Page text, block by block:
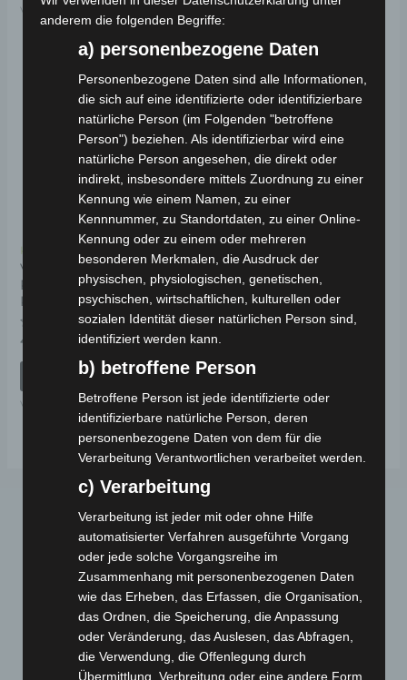
VS2
Kostenloser Versand
VS2 UNTERER
RAHMENSCHUTZ
KUNSTSTOFF
Bewertet
0
49,00
IN DEN WARENKORB
VS2
Webseite
anderem die folgenden Begriffe:
a) personenbezogene Daten
Personenbezogene Daten sind alle Informationen,
die sich auf eine identifizierte oder identifizierbare
natürliche Person (im Folgenden "betroffene
Person") beziehen. Als identifizierbar wird eine
natürliche Person angesehen, die direkt oder
indirekt, insbesondere mittels Zuordnung zu einer
Kennung wie einem Namen, zu einer
Kennnummer, zu Standortdaten, zu einer Online-
Kennung oder zu einem oder mehreren
besonderen Merkmalen, die Ausdruck der
physischen, physiologischen, genetischen,
psychischen, wirtschaftlichen, kulturellen oder
sozialen Identität dieser natürlichen Person sind,
identifiziert werden kann.
b) betroffene Person
Betroffene Person ist jede identifizierte oder
identifizierbare natürliche Person, deren
personenbezogene Daten von dem für die
Verarbeitung Verantwortlichen verarbeitet werden.
c) Verarbeitung
Verarbeitung ist jeder mit oder ohne Hilfe
automatisierter Verfahren ausgeführte Vorgang
oder jede solche Vorgangsreihe im
Zusammenhang mit personenbezogenen Daten
wie das Erheben, das Erfassen, die Organisation,
das Ordnen, die Speicherung, die Anpassung
oder Veränderung, das Auslesen, das Abfragen,
die Verwendung, die Offenlegung durch
Übermittlung, Verbreitung oder eine andere Form